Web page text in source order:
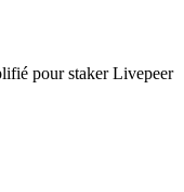
pour staker Livepeer